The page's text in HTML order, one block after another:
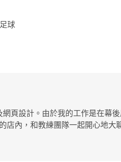
球
頁設計。由於我的工作是在幕
店內，和教練團隊一起開心地大